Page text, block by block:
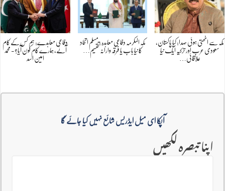
مکہ سے اٹھتی ہوئی صدا: کیا پاکستان،
سعودی عرب اور ترکیہ ایک نیا
علاقائی…
مکہ المکرمہ دفاعی معاہدہ : مسلم اتحاد
کا نیا باب یا فرقہ وارانہ تقسیم…
دفاعی معاہدے: ہم کس کے کام
آئے، ہمارے کام کون آیا؟- محمد
امین اسد
آپکا ای میل ایڈریس شائع نہیں کیا جائے گا
اپنا تبصرہ لکھیں